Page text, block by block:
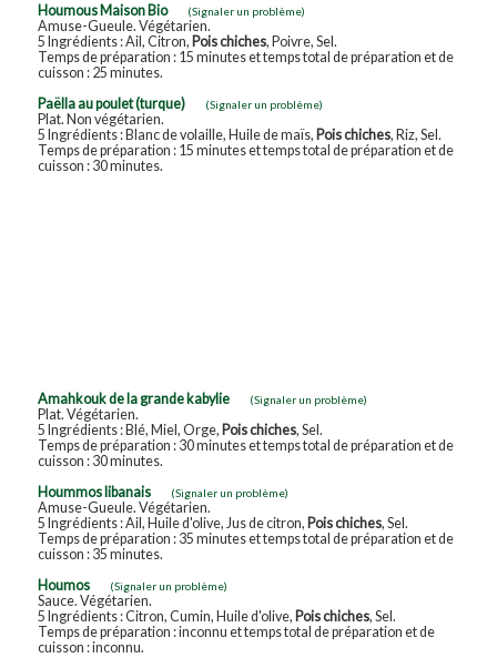
Houmous Maison Bio
(Signaler un problème)
Amuse-Gueule. Végétarien.
5 Ingrédients : Ail, Citron, Pois chiches, Poivre, Sel.
Temps de préparation : 15 minutes et temps total de préparation et de
cuisson : 25 minutes.
Paëlla au poulet (turque)
(Signaler un problème)
Plat. Non végétarien.
5 Ingrédients : Blanc de volaille, Huile de maïs, Pois chiches, Riz, Sel.
Temps de préparation : 15 minutes et temps total de préparation et de
cuisson : 30 minutes.
Amahkouk de la grande kabylie (Signaler un problème)
Plat. Végétarien.
5 Ingrédients : Blé, Miel, Orge, Pois chiches, Sel.
Temps de préparation : 30 minutes et temps total de préparation et de
cuisson : 30 minutes.
Hoummos libanais
(Signaler un problème)
Amuse-Gueule. Végétarien.
5 Ingrédients : Ail, Huile d'olive, Jus de citron, Pois chiches, Sel.
Temps de préparation : 35 minutes et temps total de préparation et de
cuisson : 35 minutes.
Houmos
(Signaler un problème)
Sauce. Végétarien.
5 Ingrédients : Citron, Cumin, Huile d'olive, Pois chiches, Sel.
Temps de préparation : inconnu et temps total de préparation et de
cuisson : inconnu.